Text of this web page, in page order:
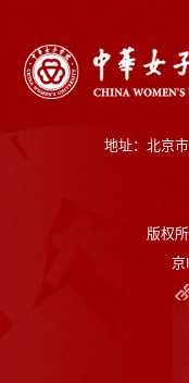
地址：北京
版权
京